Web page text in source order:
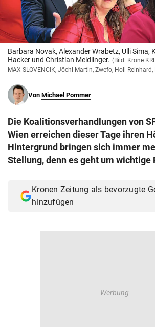
© Krone Multimedia GmbH & Co KG 2026
Muthgasse 2, 1190 Wien
Barbara Novak, Alexander Wrabetz, Ulli Sima,
Hacker und Christian Meidlinger. (Bild: Krone
MAX SLOVENCIK, Jöchl Martin, Zwefo, Holl
Von Michael Pommer
Die Koalitionsverhandlungen von
Wien erreichen dieser Tage ihren
Hintergrund bringen sich immer
Stellung, denn es geht um wichtige
Kronen Zeitung als bevorzugte
hinzufügen